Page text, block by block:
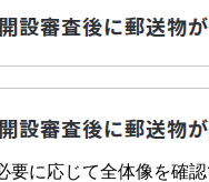
に応じて全体像を確認